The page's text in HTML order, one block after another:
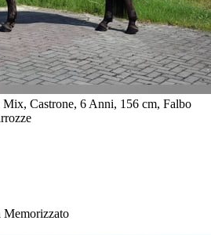
Castrone, 6 Anni, 156 cm, Falbo
Memorizzato